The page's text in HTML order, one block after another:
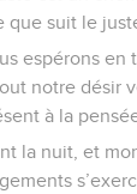
que suit le
espérons en
notre désir
à la
la nuit, et